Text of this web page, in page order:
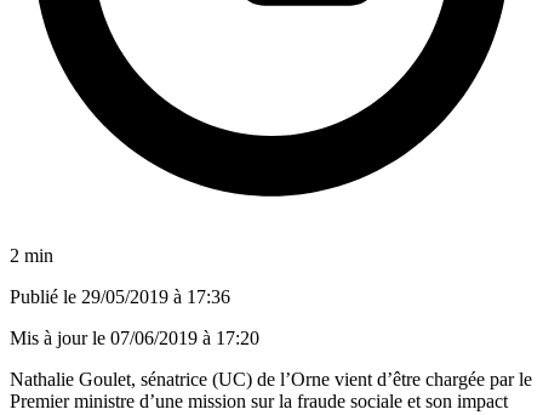
2 min
Publié le 29/05/2019 à 17:36
Mis à jour le 07/06/2019 à 17:20
Nathalie Goulet, sénatrice (UC) de l’Orne vient d’être chargée par le
Premier ministre d’une mission sur la fraude sociale et son impact